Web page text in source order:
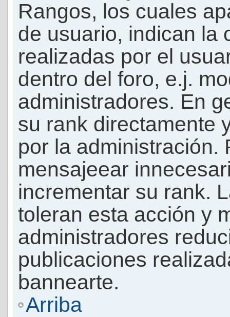
Rangos, los cuales
de usuario, indican la
realizadas por el
dentro del foro, e.j.
administradores. En
su rank directamente
por la administración.
mensajeear
incrementar su rank.
toleran esta acción y
administradores
publicaciones
bannearte.
Arriba